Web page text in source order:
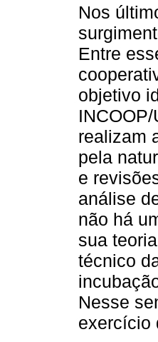
Nos
Entre
objetivo
realizam
pela
e
análise
não há
sua
técnico
Nesse
exercício